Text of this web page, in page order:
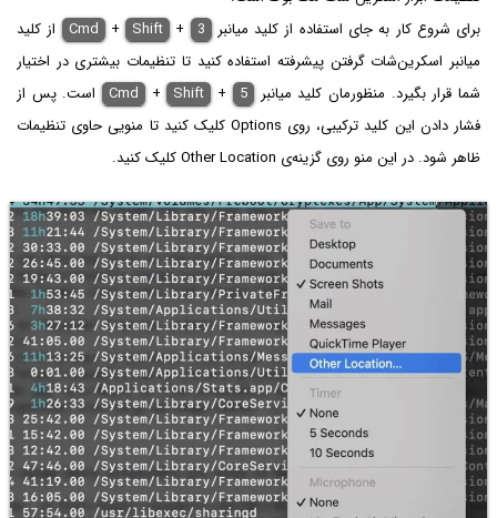
برای شروع کار به جای استفاده از کلید میانبر
Cmd + Shift + 3
از کلید
میانبر اسکرین‌شات گرفتن پیشرفته استفاده کنید تا تنظیمات بیشتری در اختیار
شما قرار بگیرد. منظورمان کلید میانبر
Cmd + Shift + 5
است. پس از
فشار دادن این کلید ترکیبی، روی Options کلیک کنید تا منویی حاوی تنظیمات
ظاهر شود. در این منو روی گزینه‌ی Other Location کلیک کنید.